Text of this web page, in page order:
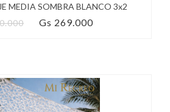
MEDIA SOMBRA BLANCO 3x2
Gs 269.000